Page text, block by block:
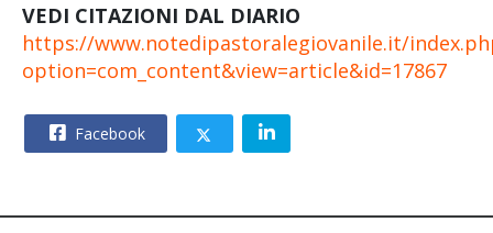
VEDI CITAZIONI DAL DIARIO
https://www.notedipastoralegiovanile.it/
option=com_content&view=article&id=17867
Facebook